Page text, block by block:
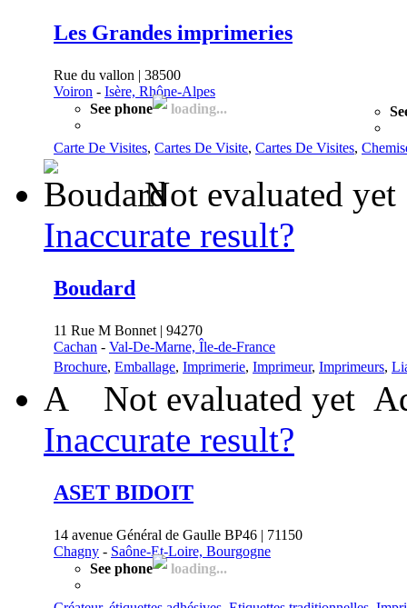
Les Grandes imprimeries
Rue du vallon | 38500
Voiron - Isère, Rhône-Alpes
See phone
loading...
Carte De Visites, Cartes De Visite, Cartes De Visites,
Not evaluated yet
Inaccurate result?
Boudard
11 Rue M Bonnet | 94270
Cachan - Val-De-Marne, Île-de-France
Brochure, Emballage, Imprimerie, Imprimeur, Imprimeurs,
A Not evaluated yet
Inaccurate result?
ASET BIDOIT
14 avenue Général de Gaulle BP46 | 71150
Chagny - Saône-Et-Loire, Bourgogne
See phone
loading...